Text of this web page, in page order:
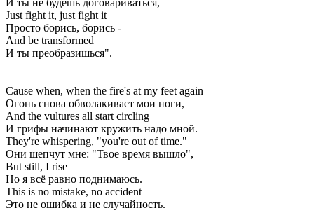
Just fight it, just fight it
Просто борись, борись -
And be transformed
И ты преобразишься".
Cause when, when the fire's at my feet again
Огонь снова обволакивает мои ноги,
And the vultures all start circling
И грифы начинают кружить надо мной.
They're whispering, "you're out of time."
Они шепчут мне: "Твое время вышло",
But still, I rise
Но я всё равно поднимаюсь.
This is no mistake, no accident
Это не ошибка и не случайность.